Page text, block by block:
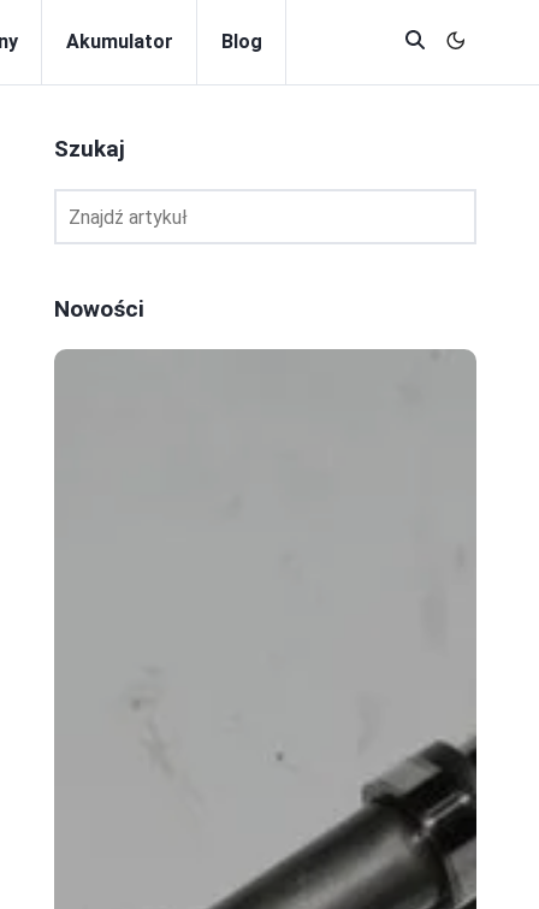
Akumulator Blog
Szukaj
Nowości